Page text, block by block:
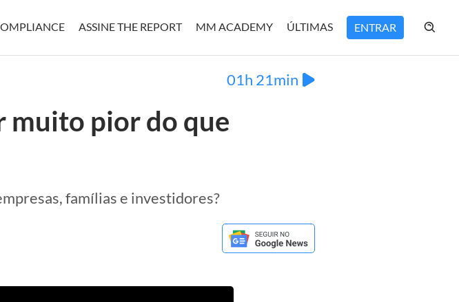
ASSINE THE REPORT MM ACADEMY ÚLTIMAS ENTRAR
01h 21min
muito pior do que
famílias e investidores?